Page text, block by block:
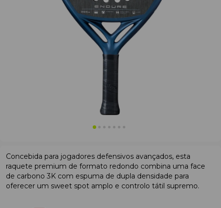
Concebida para jogadores defensivos avançados, esta
raquete premium de formato redondo combina uma face
de carbono 3K com espuma de dupla densidade para
oferecer um sweet spot amplo e controlo tátil supremo.